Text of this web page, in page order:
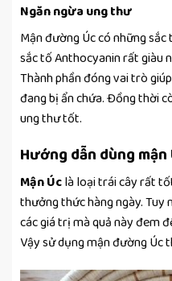
Ngăn ngừa ung thư
Mận đường Úc có những
sắc tố Anthocyanin rất giàu
Thành phần đóng vai trò
đang bị ẩn chứa. Đồng thời
ung thư tốt.
Hướng dẫn dùng
Mận Úclà loại trái cây rất
thưởng thức hàng ngày.
các giá trị mà quả này đem
Vậy sử dụng mận đường Úc